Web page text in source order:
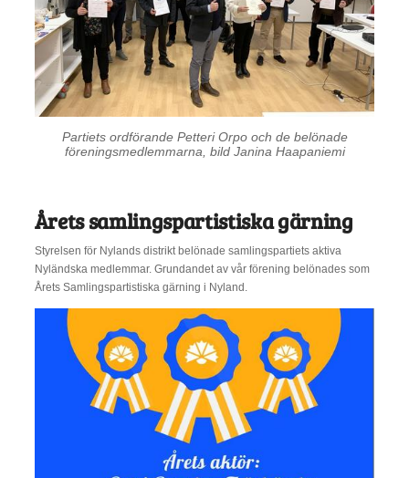
Partiets ordförande Petteri Orpo och de belönade
föreningsmedlemmarna, bild Janina Haapaniemi
Årets samlingspartistiska gärning
Styrelsen för Nylands distrikt belönade samlingspartiets aktiva
Nyländska medlemmar. Grundandet av vår förening belönades som
Årets Samlingspartistiska gärning i Nyland.